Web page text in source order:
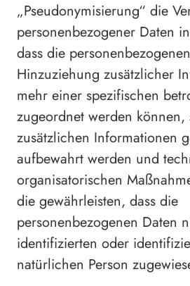
„Pseudonymisierung“ die
personenbezogener Daten
dass die
Hinzuziehung zusätzlicher
mehr einer spezifischen
zugeordnet werden können,
zusätzlichen Informationen
aufbewahrt werden und
organisatorischen
die gewährleisten, dass die
personenbezogenen Daten
identifizierten oder
natürlichen Person